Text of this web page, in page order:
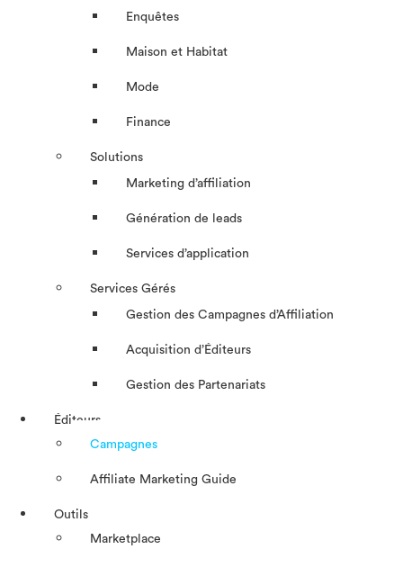
Enquêtes
Maison et Habitat
Mode
Finance
Solutions
Marketing d’affiliation
Génération de leads
Services d’application
Services Gérés
Gestion des Campagnes d’Affiliation​
Acquisition d’Éditeurs
Gestion des Partenariats
Éditeurs
Campagnes
Affiliate Marketing Guide
Outils
Marketplace